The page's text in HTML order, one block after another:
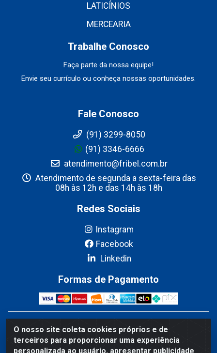
O nosso site coleta cookies próprios e de
terceiros para proporcionar uma experiência
personalizada ao usuário, apresentar publicidade
LATICÍNIOS
MERCEARIA
Trabalhe Conosco
Faça parte da nossa equipe!
Envie seu currículo ou conheça nossas oportunidades.
Fale Conosco
(91) 3299-8050
(91) 3346-6666
atendimento@fribel.com.br
Atendimento de segunda a sexta-feira das
08h às 12h e das 14h às 18h
Redes Sociais
Instagram
Facebook
Linkedin
Formas de Pagamento
Fribel Comercio de Alimentos LTDA - Travessa Pedro
Marques de Mesquita, 707 - Bairro Centro, Marituba/PA -
CEP 67200-000 - CNPJ 06.035.543/0001-20